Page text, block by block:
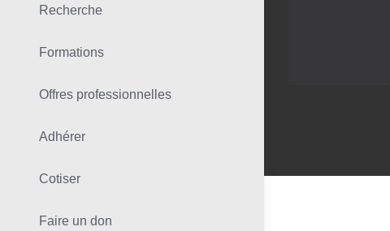
Recherche
Formations
Offres professionnelles
Adhérer
Cotiser
Faire un don